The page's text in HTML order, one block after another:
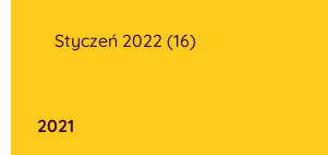
Styczeń 2022 (16)
2021